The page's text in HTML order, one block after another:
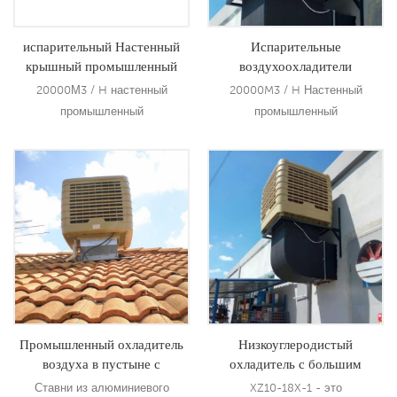
испарительный Настенный
крышный промышленный
воздухоохладитель
20000М3 / H настенный
промышленный
система вентиляции лучше, чем
солнечный кондиционер
охлаждает воздух, используя
гораздо меньше энергии, чем
охлаждение.
Подробнее
Испарительные
воздухоохладители
промышленного вентилятора
воздухоохладителя
20000M3 / H Настенный
промышленный
вентиляции завода лучше чем
Солнечный кондиционер
прохладный воздух, используя
гораздо меньше энергии чем
охлаждение.
Подробнее
Промышленный охладитель
воздуха в пустыне с
испарительным болотом на
Ставни из алюминиевого
Низкоуглеродистый
охладитель с большим
воздушным потоком
XZ10-18X-1 - это